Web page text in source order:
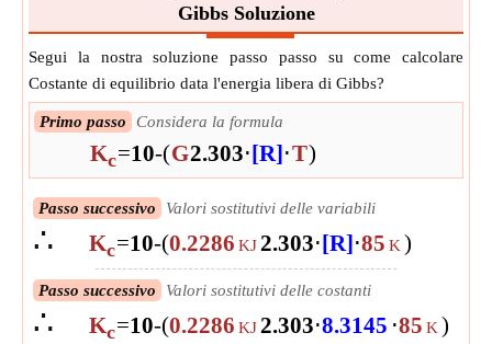
Gibbs Soluzione
Segui la nostra soluzione passo passo su come calcolare
Costante di equilibrio data l'energia libera di Gibbs?
Primo passo Considera la formula
Kc=10-(G2.303⋅[R]⋅T)
Passo successivo Valori sostitutivi delle variabili
∴ Kc=10-(0.2286 KJ2.303⋅[R]⋅85 K)
Passo successivo Valori sostitutivi delle costanti
∴ Kc=10-(0.2286 KJ2.303⋅8.3145 ⋅85 K )